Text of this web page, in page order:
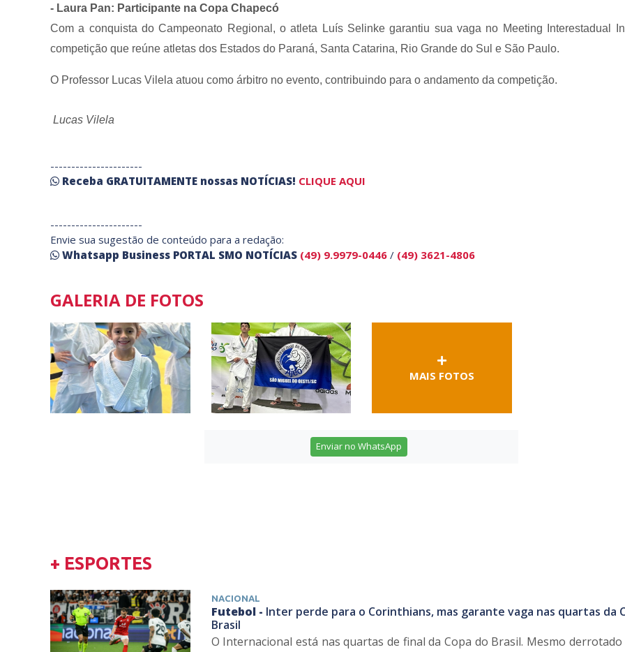
- Laura Pan: Participante na Copa Chapecó
Com a conquista do Campeonato Regional, o atleta Luís Selinke garantiu sua vaga no Meeting Interestadual
competição que reúne atletas dos Estados do Paraná, Santa Catarina, Rio Grande do Sul e São Paulo.
O Professor Lucas Vilela atuou como árbitro no evento, contribuindo para o andamento da competição.
Lucas Vilela
----------------------
Receba GRATUITAMENTE nossas NOTÍCIAS! CLIQUE AQUI
----------------------
Envie sua sugestão de conteúdo para a redação:
Whatsapp Business PORTAL SMO NOTÍCIAS (49) 9.9979-0446 / (49) 3621-4806
GALERIA DE FOTOS
MAIS FOTOS
Enviar no WhatsApp
+ ESPORTES
NACIONAL
Futebol - Inter perde para o Corinthians, mas garante vaga nas quartas da
Brasil
O Internacional está nas quartas de final da Copa do Brasil. Mesmo derrotado